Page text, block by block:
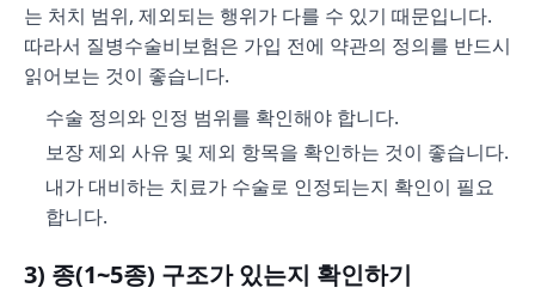
는 처치 범위, 제외되는 행위가 다를 수 있기 때문입니다.
따라서 질병수술비보험은 가입 전에 약관의 정의를 반드시
읽어보는 것이 좋습니다.
수술 정의와 인정 범위를 확인해야 합니다.
보장 제외 사유 및 제외 항목을 확인하는 것이 좋습니다.
내가 대비하는 치료가 수술로 인정되는지 확인이 필요
합니다.
3) 종(1~5종) 구조가 있는지 확인하기